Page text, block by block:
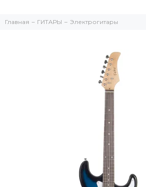
Главная ГИТАРЫ Электрогитары